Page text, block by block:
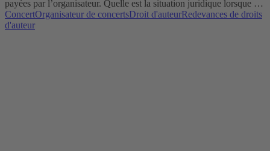
payées par l’organisateur. Quelle est la situation juridique lorsque …
ConcertOrganisateur de concertsDroit d'auteurRedevances de droits
d'auteur